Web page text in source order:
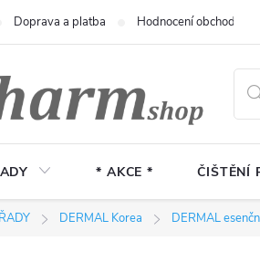
Doprava a platba Hodnocení obchodu
* AKCE * ČIŠTĚNÍ
DERMAL Korea DERMAL